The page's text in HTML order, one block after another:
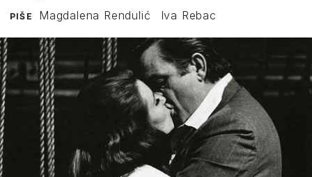
PIŠE Magdalena Rendulić Iva Rebac